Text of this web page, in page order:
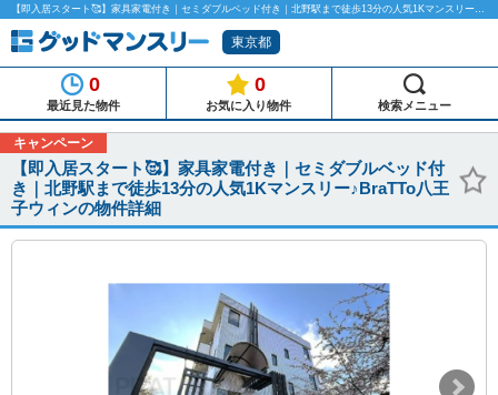
【即入居スタート🥰】家具家電付き｜セミダブルベッド付き｜北野駅まで徒歩13分の人気1Kマンスリー♪BraTTo八王子ウィンのマンスリーマンション物件詳細「グッドマンスリー」
東京都
0
最近見た物件
0
お気に入り物件 検索メニュー
キャンペーン
【即入居スタート🥰】家具家電付き｜セミダブルベッド付
き｜北野駅まで徒歩13分の人気1Kマンスリー♪BraTTo八王
子ウィンの物件詳細